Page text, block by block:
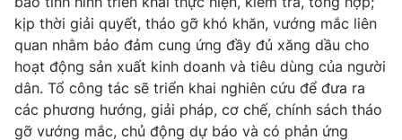
kịp thời giải quyết, tháo gỡ khó khăn, vướng mắc liên
quan nhằm bảo đảm cung ứng đầy đủ xăng dầu cho
hoạt động sản xuất kinh doanh và tiêu dùng của người
dân. Tổ công tác sẽ triển khai nghiên cứu để đưa ra
các phương hướng, giải pháp, cơ chế, chính sách tháo
gỡ vướng mắc, chủ động dự báo và có phản ứng